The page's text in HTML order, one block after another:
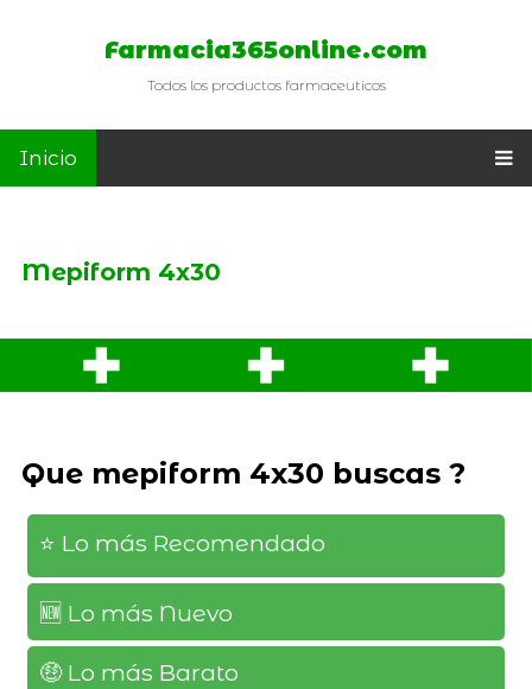
Farmacia365online.com
Todos los productos farmaceuticos
Inicio
Mepiform 4x30
Que mepiform 4x30 buscas ?
⭐️ Lo más Recomendado
🆕️ Lo más Nuevo
🤑 Lo más Barato